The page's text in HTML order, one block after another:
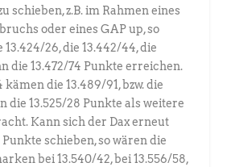
schieben, z.B. im Rahmen eines
oder eines GAP up, so
26, die 13.442/44, die
die 13.472/74 Punkte erreichen.
die 13.489/91, bzw. die
die 13.525/28 Punkte als weitere
Kann sich der Dax erneut
schieben, so wären die
bei 13.540/42, bei 13.556/58,